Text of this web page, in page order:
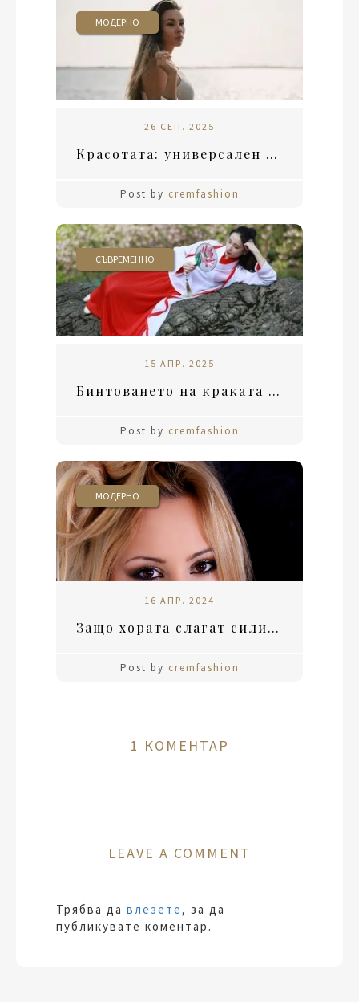
МОДЕРНО
26 СЕП. 2025
Красотата: универсален идеал или лично възприятие
Post by cremfashion
СЪВРЕМЕННО
15 АПР. 2025
Бинтоването на краката в Китай: Болката на красотата и социалния статус
Post by cremfashion
МОДЕРНО
16 АПР. 2024
Защо хората слагат силикон и филъри?
Post by cremfashion
1 КОМЕНТАР
LEAVE A COMMENT
Трябва да влезете , за да
публикувате коментар.